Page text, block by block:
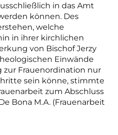
in das Amt
können. Des
welche
in ihrer kirchlichen
von Bischof Jerzy
Einwände
zur Frauenordination nur
sein könne, stimmte
zum Abschluss
Bona M.A. (Frauenarbeit